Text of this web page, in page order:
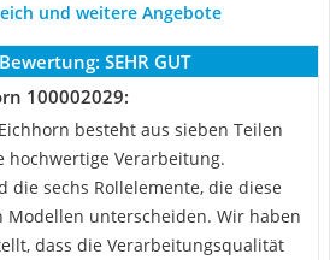
und weitere Angebote
SEHR GUT
100002029:
besteht aus sieben Teilen
Verarbeitung.
die sechs Rollelemente, die diese
Modellen unterscheiden. Wir haben
dass die Verarbeitungsqualität